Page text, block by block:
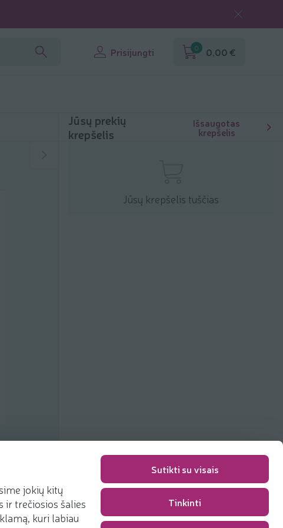
jokių kitų
ir trečiosios šalies
kuri labiau
Sutikti su visais
Tinkinti
Prisijungti 0 0,00 €
Jūsų prekių
krepšelis
Išsaugotas
krepšelis
Jūsų krepšelis tuščias
Pakavimo mokestis 0,00 €